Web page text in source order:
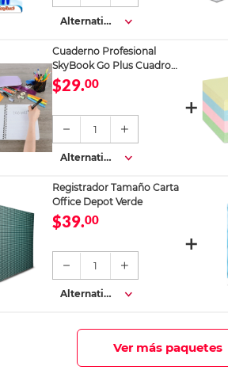
Alternativa
Cuaderno Profesional
SkyBook Go Plus Cuadro
Chico 100 hojas
$29.00
1
Alternativa
Registrador Tamaño Carta
Office Depot Verde
$39.00
1
Alternativa
Ver más paquetes